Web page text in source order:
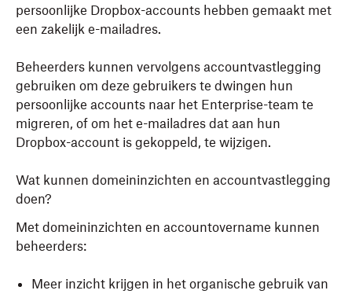
persoonlijke Dropbox-accounts hebben gemaakt met
een zakelijk e-mailadres.
Beheerders kunnen vervolgens accountvastlegging
gebruiken om deze gebruikers te dwingen hun
persoonlijke accounts naar het Enterprise-team te
migreren, of om het e-mailadres dat aan hun
Dropbox-account is gekoppeld, te wijzigen.
Wat kunnen domeininzichten en accountvastlegging
doen?
Met domeininzichten en accountovername kunnen
beheerders:
Meer inzicht krijgen in het organische gebruik van